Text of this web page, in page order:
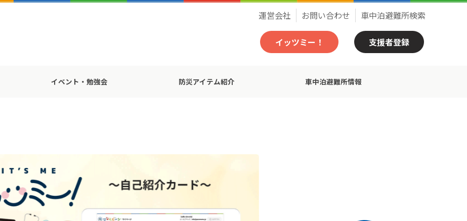
運営会社 お問い合わせ 車中泊避難所検索
イッツミー！ 支援者登録
イベント・勉強会 防災アイテム紹介 車中泊避難所情報